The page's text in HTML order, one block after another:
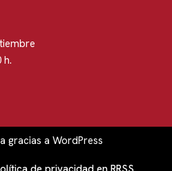
h.
gracias a WordPress